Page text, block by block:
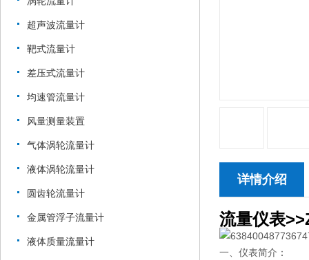
超声波流量计
靶式流量计
差压式流量计
均速管流量计
风量测量装置
气体涡轮流量计
液体涡轮流量计
圆齿轮流量计
金属管浮子流量计
液体质量流量计
详情介绍
流量仪表
一、仪表简介：